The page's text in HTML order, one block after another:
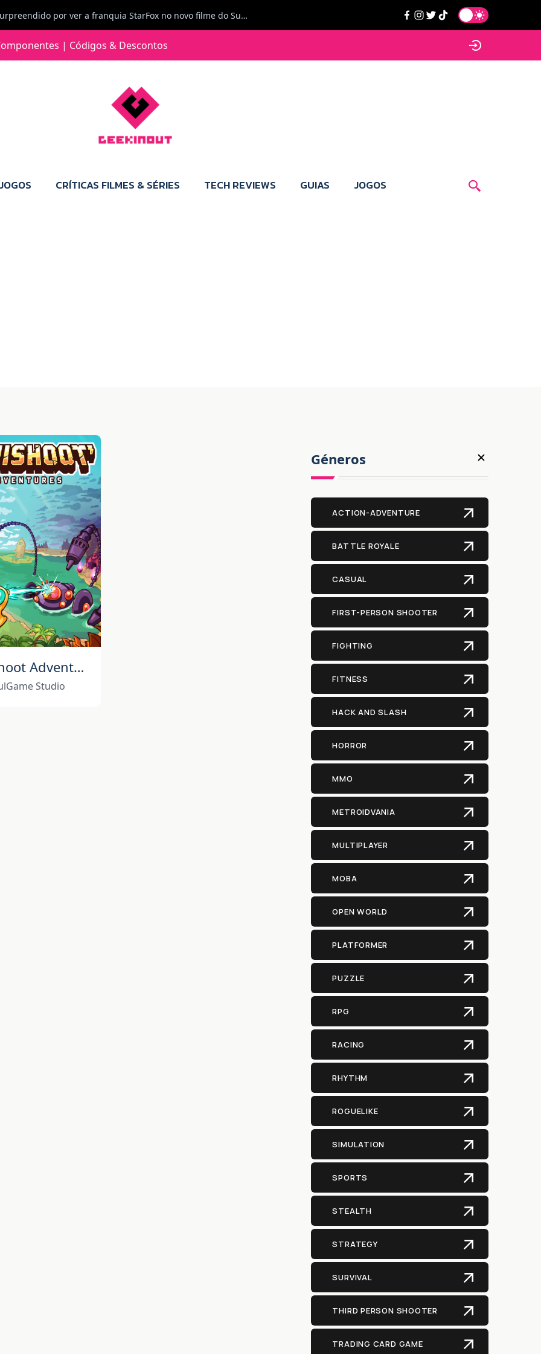
Carlos Ferreira diz: Fiquei surpreendido por ver a franquia StarFox no novo filme do Super Mario Galaxy - O filme. Boa! O tema de espaço está de novo na moda.
vontade para comprar para a Switch 2 :P
| Códigos & Descontos
CRÍTICAS FILMES & SÉRIES TECH REVIEWS GUIAS JOGOS
Minishoot Adventures
Studio
Géneros
ACTION-ADVENTURE
BATTLE ROYALE
CASUAL
FIRST-PERSON SHOOTER
FIGHTING
FITNESS
HACK AND SLASH
HORROR
MMO
METROIDVANIA
MULTIPLAYER
MOBA
OPEN WORLD
PLATFORMER
PUZZLE
RPG
RACING
RHYTHM
ROGUELIKE
SIMULATION
SPORTS
STEALTH
STRATEGY
SURVIVAL
THIRD PERSON SHOOTER
TRADING CARD GAME